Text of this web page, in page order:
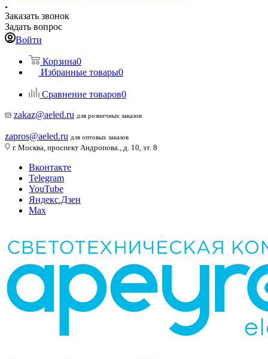
Заказать звонок
Задать вопрос
Войти
Корзина0
Избранные товары0
Сравнение товаров0
zakaz@aeled.ru для розничных заказов
zapros@aeled.ru для оптовых заказов
г. Москва, проспект Андропова., д. 10, эт. 8
Вконтакте
Telegram
YouTube
Яндекс.Дзен
Max